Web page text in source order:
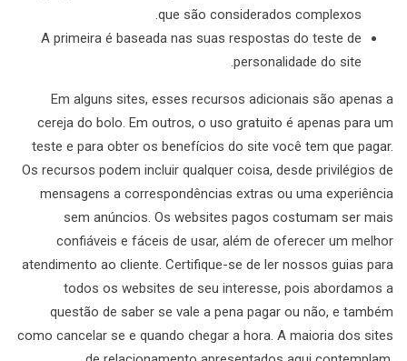
que são considerados complexos.
A primeira é baseada nas suas respostas do teste de
personalidade do site.
Em alguns sites, esses recursos adicionais são apenas a
cereja do bolo. Em outros, o uso gratuito é apenas para um
teste e para obter os benefícios do site você tem que pagar.
Os recursos podem incluir qualquer coisa, desde privilégios de
mensagens a correspondências extras ou uma experiência
sem anúncios. Os websites pagos costumam ser mais
confiáveis e fáceis de usar, além de oferecer um melhor
atendimento ao cliente. Certifique-se de ler nossos guias para
todos os websites de seu interesse, pois abordamos a
questão de saber se vale a pena pagar ou não, e também
como cancelar se e quando chegar a hora. A maioria dos sites